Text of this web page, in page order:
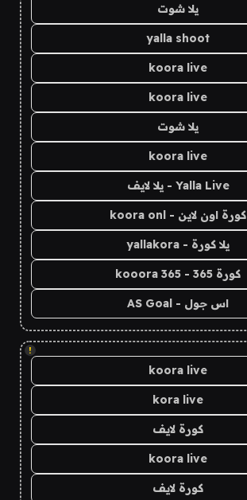
يلا شوت
yalla shoot
koora live
koora live
يلا شوت
koora live
Yalla Live - يلا لايف
كورة اون لاين - koora onl
يلا كورة - yallakora
كورة 365 - kooora 365
اس جول - AS Goal
!
koora live
kora live
كورة لايف
koora live
كورة لايف